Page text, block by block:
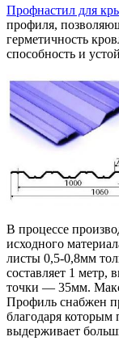
Профнастил для
профиля,
герметичность
способность и
В процессе
исходного
листы 0,5-0,8мм
составляет 1 метр,
точки — 35мм.
Профиль снабжен
благодаря которым
выдерживает